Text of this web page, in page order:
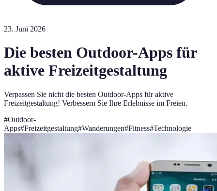
23. Juni 2026
Die besten Outdoor-Apps für
aktive Freizeitgestaltung
Verpassen Sie nicht die besten Outdoor-Apps für aktive
Freizeitgestaltung! Verbessern Sie Ihre Erlebnisse im Freien.
#Outdoor-
Apps#Freizeitgestaltung#Wanderungen#Fitness#Technologie